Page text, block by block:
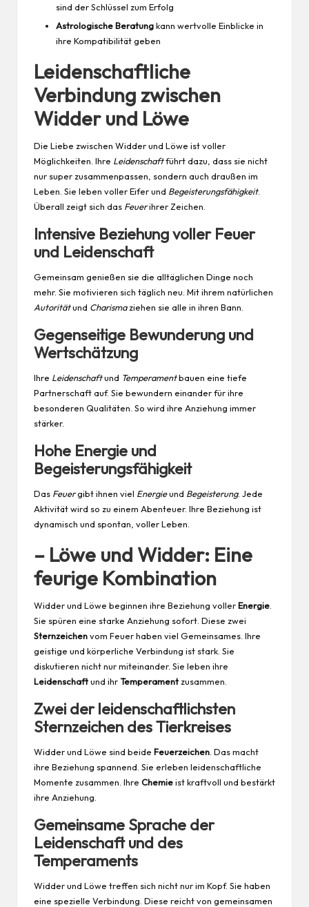
sind der Schlüssel zum Erfolg
Astrologische Beratungkann wertvolle Einblicke in
ihre Kompatibilität geben
Leidenschaftliche
Verbindung zwischen
Widder und Löwe
Die Liebe zwischen Widder und Löwe ist voller
Möglichkeiten. Ihre Leidenschaftführt dazu, dass sie nicht
nur super zusammenpassen, sondern auch draußen im
Leben. Sie leben voller Eifer und Begeisterungsfähigkeit.
Überall zeigt sich das Feuerihrer Zeichen.
Intensive Beziehung voller Feuer
und Leidenschaft
Gemeinsam genießen sie die alltäglichen Dinge noch
mehr. Sie motivieren sich täglich neu. Mit ihrem natürlichen
Autoritätund Charismaziehen sie alle in ihren Bann.
Gegenseitige Bewunderung und
Wertschätzung
Ihre Leidenschaftund Temperamentbauen eine tiefe
Partnerschaft auf. Sie bewundern einander für ihre
besonderen Qualitäten. So wird ihre Anziehung immer
stärker.
Hohe Energie und
Begeisterungsfähigkeit
Das Feuergibt ihnen viel Energieund Begeisterung. Jede
Aktivität wird so zu einem Abenteuer. Ihre Beziehung ist
dynamisch und spontan, voller Leben.
– Löwe und Widder: Eine
feurige Kombination
Widder und Löwe beginnen ihre Beziehung vollerEnergie
Sie spüren eine starke Anziehung sofort. Diese zwei
Sternzeichenvom Feuer haben viel Gemeinsames. Ihre
geistige und körperliche Verbindung ist stark. Sie
diskutieren nicht nur miteinander. Sie leben ihre
Leidenschaftund ihrTemperament zusammen.
Zwei der leidenschaftlichsten
Sternzeichen des Tierkreises
Widder und Löwe sind beide Feuerzeichen . Das macht
ihre Beziehung spannend. Sie erleben leidenschaftliche
Momente zusammen. Ihre Chemieist kraftvoll und bestärkt
ihre Anziehung.
Gemeinsame Sprache der
Leidenschaft und des
Temperaments
Widder und Löwe treffen sich nicht nur im Kopf. Sie haben
eine spezielle Verbindung. Diese reicht von gemeinsamen